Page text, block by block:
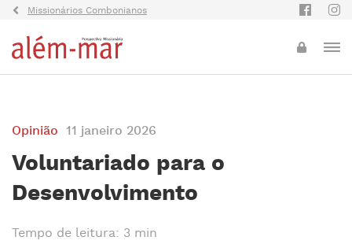
Missionários Combonianos
Opinião 11 janeiro 2026
Voluntariado para o
Desenvolvimento
Tempo de leitura: 3 min